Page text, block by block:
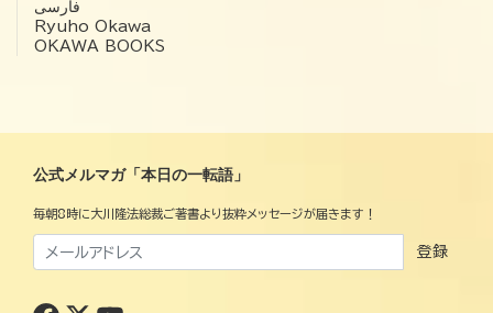
فارسی
Ryuho Okawa
OKAWA BOOKS
公式メルマガ「本日の一転語」
毎朝8時に大川隆法総裁ご著書より抜粋メッセージが届きます！
登録